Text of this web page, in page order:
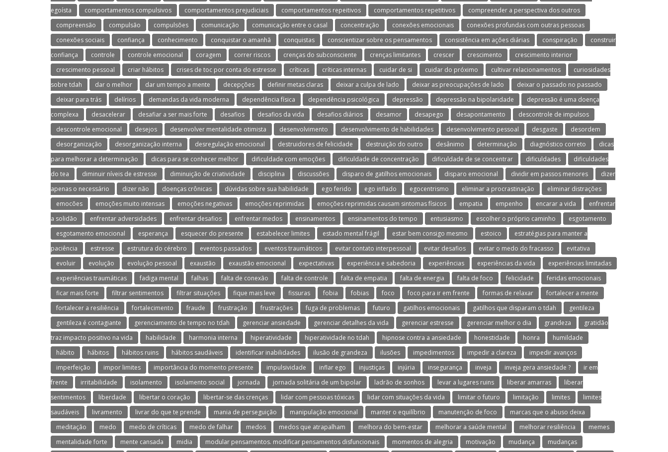
egoísta
comportamentos compulsivos comportamentos prejudiciais comportamentos repeitivos comportamentos repetitivos
compreender a perspectiva dos outros
compreensão
compulsão compulsões comunicação comunicação entre o casal concentração conexões emocionais
conexões profundas com outras pessoas
conexões sociais
confiança conhecimento conquistar o amanhã conquistas conscientizar sobre os pensamentos consistência em ações diárias conspiração
construir
confiança
controle controle emocional coragem correr riscos crenças do subconsciente crenças limitantes crescer crescimento
crescimento interior
crescimento pessoal
criar hábitos crises de toc por conta do estresse críticas críticas internas cuidar de si cuidar do próximo cultivar relacionamentos
curiosidades
sobre tdah
dar o melhor dar um tempo a mente decepções definir metas claras deixar a culpa de lado deixar as preocupações de lado
deixar o passado no passado
deixar para trás
delírios demandas da vida moderna dependência física dependência psicológica depressão depressão na bipolaridade
depressão é uma doença
complexa
desacelerar desafiar a ser mais forte desafios desafios da vida desafios diários desamor desapego desapontamento
descontrole de impulsos
descontrole emocional
desejos desenvolver mentalidade otimista desenvolvimento desenvolvimento de habilidades desenvolvimento pessoal desgaste
desordem
desorganização
desorganização interna desregulação emocional destruidores de felicidade destruição do outro desânimo determinação diagnóstico correto
dicas
para melhorar a determinação
dicas para se conhecer melhor dificuldade com emoções dificuldade de concentração dificuldade de se concentrar dificuldades
dificuldades
do tea
diminuir níveis de estresse diminuição de criatividade disciplina discussões disparo de gatilhos emocionais disparo emocional dividir em passos menores
dizer
apenas o necessário
dizer não doenças crônicas dúvidas sobre sua habilidade ego ferido ego inflado egocentrismo eliminar a procrastinação
eliminar distrações
emocões
emoções muito intensas emoções negativas emoções reprimidas emoções reprimidas causam sintomas físicos empatia empenho encarar a vida
enfrentar
a solidão
enfrentar adversidades enfrentar desafios enfrentar medos ensinamentos ensinamentos do tempo entusiasmo escolher o próprio caminho
esgotamento
esgotamento emocional
esperança esquecer do presente estabelecer limites estado mental frágil estar bem consigo mesmo estoico
estratégias para manter a
paciência
estresse estrutura do cérebro eventos passados eventos traumáticos evitar contato interpessoal evitar desafios evitar o medo do fracasso
evitativa
evoluir
evolução evolução pessoal exaustão exaustão emocional expectativas experiência e sabedoria experiências experiências da vida
experiências limitadas
experiências traumáticas
fadiga mental falhas falta de conexão falta de controle falta de empatia falta de energia falta de foco felicidade
feridas emocionais
ficar mais forte
filtrar sentimentos filtrar situações fique mais leve fissuras fobia fobias foco foco para ir em frente formas de relaxar
fortalecer a mente
fortalecer a resiliência
fortalecimento fraude frustração frustrações fuga de problemas futuro gatilhos emocionais gatilhos que disparam o tdah
gentileza
gentileza é contagiante
gerenciamento de tempo no tdah gerenciar ansiedade gerenciar detalhes da vida gerenciar estresse gerenciar melhor o dia grandeza
gratidão
traz impacto positivo na vida
habilidade harmonia interna hiperatividade hiperatividade no tdah hipnose contra a ansiedade honestidade honra
humildade
hábito
hábitos hábitos ruins hábitos saudáveis identificar inabilidades ilusão de grandeza ilusões impedimentos impedir a clareza
impedir avanços
imperfeição
impor limites importância do momento presente impulsividade inflar ego injustiças injúria insegurança inveja inveja gera ansiedade ?
ir em
frente
irritabilidade isolamento isolamento social jornada jornada solitária de um bipolar ladrão de sonhos levar a lugares ruins liberar amarras
liberar
sentimentos
liberdade libertar o coração libertar-se das crenças lidar com pessoas tóxicas lidar com situações da vida limitar o futuro limitação limites
limites
saudáveis
livramento livrar do que te prende mania de perseguição manipulação emocional manter o equilíbrio manutenção de foco
marcas que o abuso deixa
meditação
medo medo de críticas medo de falhar medos medos que atrapalham melhora do bem-estar melhorar a saúde mental melhorar resiliência
memes
mentalidade forte
mente cansada midia modular pensamentos. modificar pensamentos disfuncionais momentos de alegria motivação mudança
mudanças